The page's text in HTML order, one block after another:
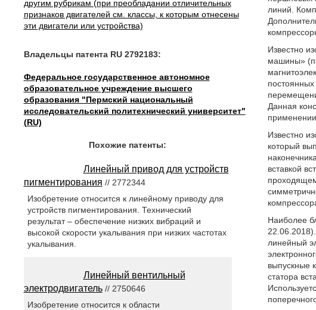
другим рубрикам (при преобладании отличительных
признаков двигателей см. классы, к которым отнесены
эти двигатели или устройства)
Владельцы патента RU 2792183:
Федеральное государственное автономное
образовательное учреждение высшего
образования "Пермский национальный
исследовательский политехнический университет"
(RU)
линий.
Известно
машины»
Данная
Известно
который
вставкой
Наиболее
линейный
выпускные
статора
Похожие патенты:
Линейный привод для устройств
пигментирования // 2772344
Изобретение относится к линейному приводу для
устройств пигментирования. Технический
результат – обеспечение низких вибраций и
высокой скорости укалывания при низких частотах
укалывания.
Линейный вентильный
электродвигатель// 2750646
Изобретение относится к области